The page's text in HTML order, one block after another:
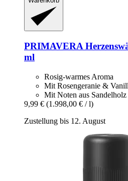
PRIMAVERA
ml
Rosig-warmes Aroma
Mit Rosengeranie &
Mit Noten aus Sandelholz
9,99 € (1.998,00 € / l)
Zustellung bis 12. August